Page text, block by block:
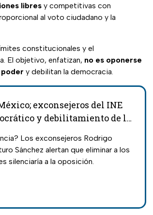
libres y competitivas con
al voto ciudadano y la
constitucionales y el
El objetivo, enfatizan, no es oponerse
y debilitan la democracia.
exconsejeros del INE
y debilitamiento de la
Los exconsejeros Rodrigo
Sánchez alertan que eliminar a los
silenciaría a la oposición.